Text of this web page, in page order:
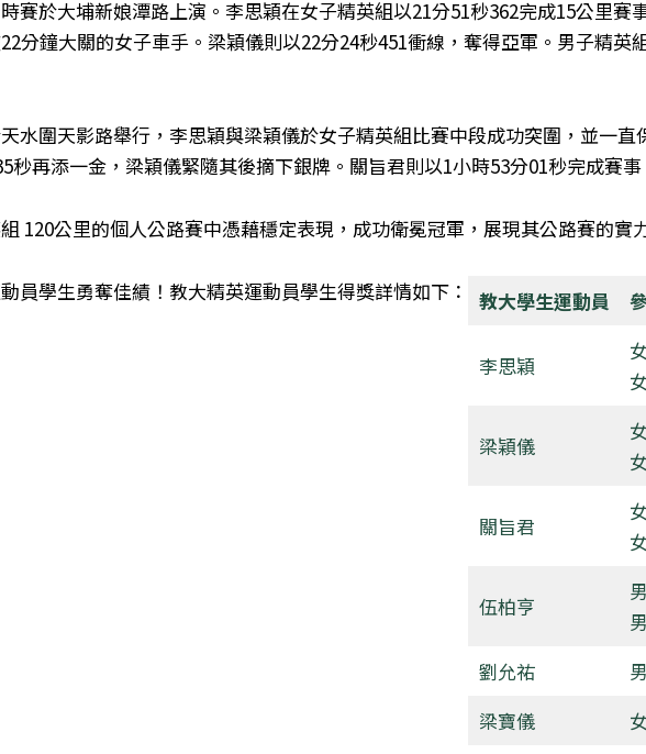
賽於大埔新娘潭路上演。李思穎在女子精英組以21分51秒362完成15公里賽
分鐘大關的女子車手。梁穎儀則以22分24秒451衝線，奪得亞軍。男子精英
水圍天影路舉行，李思穎與梁穎儀於女子精英組比賽中段成功突圍，並一
秒再添一金，梁穎儀緊隨其後摘下銀牌。關旨君則以1小時53分01秒完成賽
120公里的個人公路賽中憑藉穩定表現，成功衛冕冠軍，展現其公路賽的實
員學生勇奪佳績！ 教大精英運動員學生得獎詳情如下： 教大學生運動員
李思穎
梁穎儀
關旨君
伍柏亨
劉允祐
梁寶儀